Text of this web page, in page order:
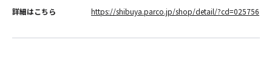
詳細はこちら
https://shibuya.parco.jp/shop/detail/?cd=025756